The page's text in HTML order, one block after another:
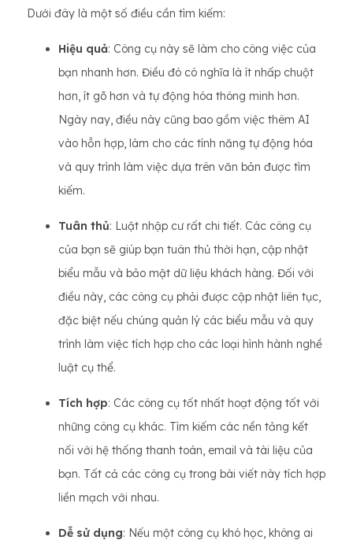
Dưới đây là một số điều cần tìm kiếm:
Hiệu quả: Công cụ này sẽ làm cho công việc của
bạn nhanh hơn. Điều đó có nghĩa là ít nhấp chuột
hơn, ít gõ hơn và tự động hóa thông minh hơn.
Ngày nay, điều này cũng bao gồm việc thêm AI
vào hỗn hợp, làm cho các tính năng tự động hóa
và quy trình làm việc dựa trên văn bản được tìm
kiếm.
Tuân thủ: Luật nhập cư rất chi tiết. Các công cụ
của bạn sẽ giúp bạn tuân thủ thời hạn, cập nhật
biểu mẫu và bảo mật dữ liệu khách hàng. Đối với
điều này, các công cụ phải được cập nhật liên tục,
đặc biệt nếu chúng quản lý các biểu mẫu và quy
trình làm việc tích hợp cho các loại hình hành nghề
luật cụ thể.
Tích hợp: Các công cụ tốt nhất hoạt động tốt với
những công cụ khác. Tìm kiếm các nền tảng kết
nối với hệ thống thanh toán, email và tài liệu của
bạn. Tất cả các công cụ trong bài viết này tích hợp
liền mạch với nhau.
Dễ sử dụng: Nếu một công cụ khó học, không ai